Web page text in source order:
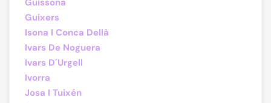
Guissona
Guixers
Isona I Conca Dellà
Ivars De Noguera
Ivars D´Urgell
Ivorra
Josa I Tuixén